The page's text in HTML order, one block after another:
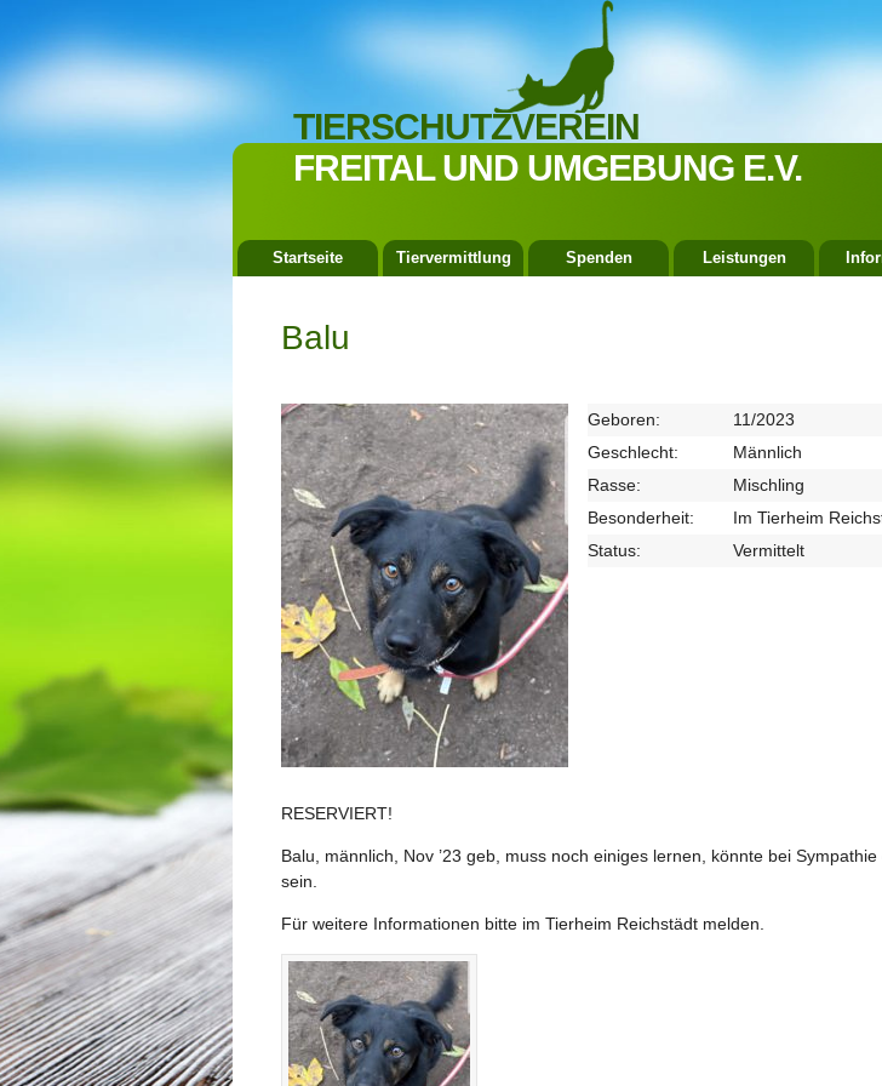
TIERSCHUTZVEREIN
FREITAL UND UMGEBUNG E.V.
Startseite Tiervermittlung Spenden Leistungen
Balu
Geboren:
11/2023
Geschlecht:
Männlich
Rasse:
Mischling
Besonderheit:
Im Tierheim
Status:
Vermittelt
RESERVIERT!
Balu, männlich, Nov ’23 geb, muss noch einiges lernen, könnte bei
sein.
Für weitere Informationen bitte im Tierheim Reichstädt melden.